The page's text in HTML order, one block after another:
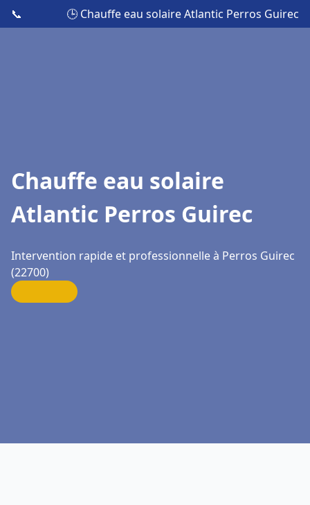
📞 🕒 Chauffe eau solaire Atlantic Perros Guirec
Chauffe eau solaire
Atlantic Perros Guirec
Intervention rapide et professionnelle à Perros Guirec
(22700)